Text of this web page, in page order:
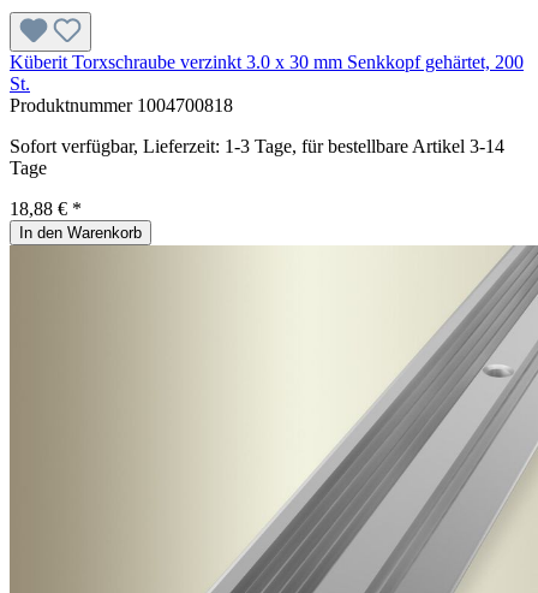
Küberit Torxschraube verzinkt 3.0 x 30 mm Senkkopf gehärtet, 200
St.
Produktnummer 1004700818
Sofort verfügbar, Lieferzeit: 1-3 Tage, für bestellbare Artikel 3-14
Tage
18,88 € *
In den Warenkorb